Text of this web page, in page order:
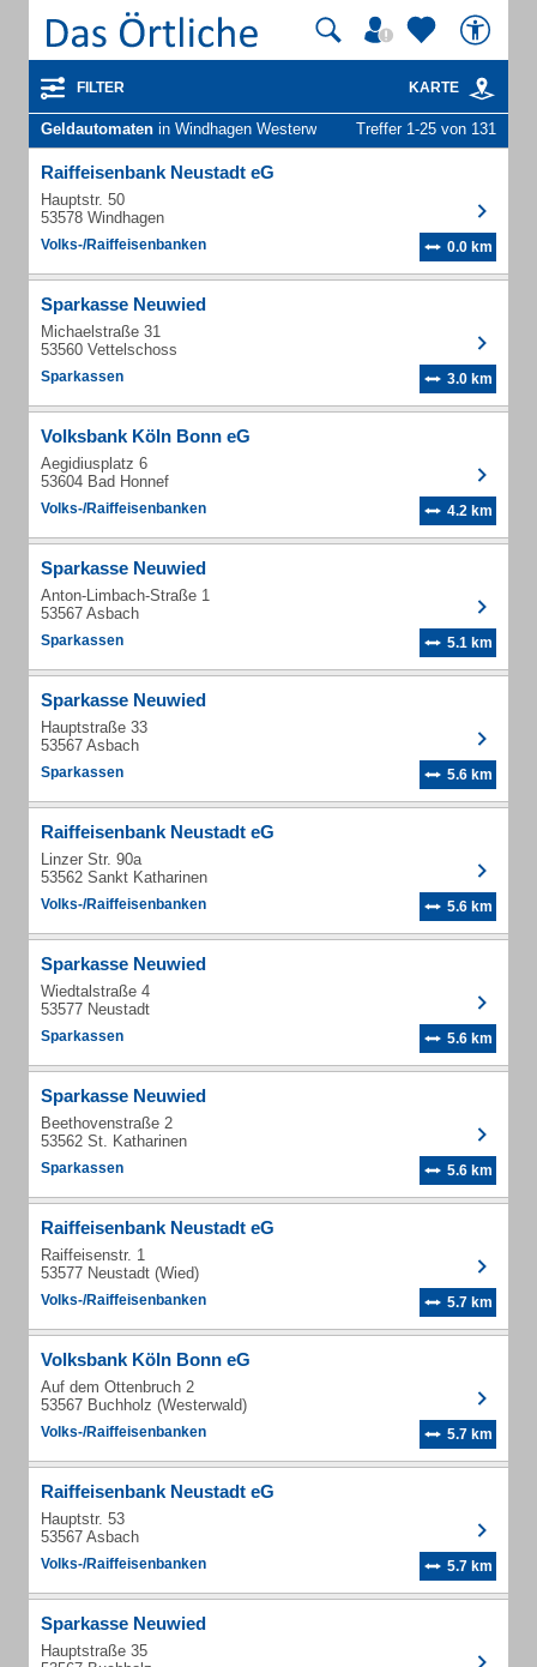
FILTER KARTE
Geldautomaten in Windhagen Westerw Treffer 1-25 von 131
Raiffeisenbank Neustadt eG
Hauptstr. 50
53578 Windhagen
Volks-/Raiffeisenbanken 0.0 km
Sparkasse Neuwied
Michaelstraße 31
53560 Vettelschoss
Sparkassen 3.0 km
Volksbank Köln Bonn eG
Aegidiusplatz 6
53604 Bad Honnef
Volks-/Raiffeisenbanken 4.2 km
Sparkasse Neuwied
Anton-Limbach-Straße 1
53567 Asbach
Sparkassen 5.1 km
Sparkasse Neuwied
Hauptstraße 33
53567 Asbach
Sparkassen 5.6 km
Raiffeisenbank Neustadt eG
Linzer Str. 90a
53562 Sankt Katharinen
Volks-/Raiffeisenbanken 5.6 km
Sparkasse Neuwied
Wiedtalstraße 4
53577 Neustadt
Sparkassen 5.6 km
Sparkasse Neuwied
Beethovenstraße 2
53562 St. Katharinen
Sparkassen 5.6 km
Raiffeisenbank Neustadt eG
Raiffeisenstr. 1
53577 Neustadt (Wied)
Volks-/Raiffeisenbanken 5.7 km
Volksbank Köln Bonn eG
Auf dem Ottenbruch 2
53567 Buchholz (Westerwald)
Volks-/Raiffeisenbanken 5.7 km
Raiffeisenbank Neustadt eG
Hauptstr. 53
53567 Asbach
Volks-/Raiffeisenbanken 5.7 km
Sparkasse Neuwied
Hauptstraße 35